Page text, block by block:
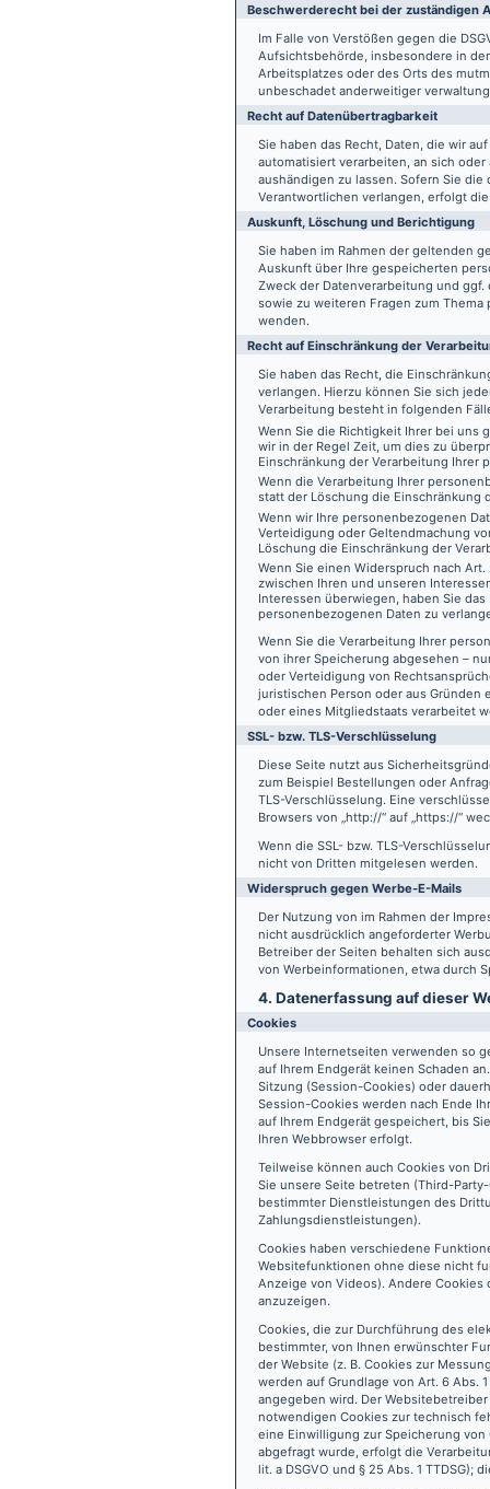
Beschwerde­recht bei der zuständigen
Im Falle von Verstößen gegen die
Aufsichtsbehörde, insbesondere in
Arbeitsplatzes oder des Orts des
unbeschadet anderweitiger
Recht auf Daten­übertrag­barkeit
Sie haben das Recht, Daten, die wir
automatisiert verarbeiten, an sich
aushändigen zu lassen. Sofern Sie
Verantwortlichen verlangen, erfolgt
Auskunft, Löschung und Berichtigung
Sie haben im Rahmen der geltenden
Auskunft über Ihre gespeicherten
Zweck der Datenverarbeitung und
sowie zu weiteren Fragen zum
wenden.
Recht auf Einschränkung der
Sie haben das Recht, die
verlangen. Hierzu können Sie sich
Verarbeitung besteht in folgenden
Wenn Sie die Richtigkeit Ihrer bei
wir in der Regel Zeit, um dies zu
Einschränkung der Verarbeitung Ihrer
Wenn die Verarbeitung Ihrer
statt der Löschung die Einschränkung
Wenn wir Ihre personenbezogenen
Verteidigung oder Geltendmachung
Löschung die Einschränkung der
Wenn Sie einen Widerspruch nach
zwischen Ihren und unseren
Interessen überwiegen, haben Sie
personenbezogenen Daten zu
Wenn Sie die Verarbeitung Ihrer
von ihrer Speicherung abgesehen –
oder Verteidigung von
juristischen Person oder aus
oder eines Mitgliedstaats verarbeitet
SSL- bzw. TLS-Verschlüsselung
Diese Seite nutzt aus
zum Beispiel Bestellungen oder
TLS-Verschlüsselung. Eine
Browsers von „http://“ auf „https://“
Wenn die SSL- bzw. TLS-
nicht von Dritten mitgelesen werden.
Widerspruch gegen Werbe-E-Mails
Der Nutzung von im Rahmen der
nicht ausdrücklich angeforderter
Betreiber der Seiten behalten sich
von Werbeinformationen, etwa durch
4. Datenerfassung auf dieser
Cookies
Unsere Internetseiten verwenden so
auf Ihrem Endgerät keinen Schaden
Sitzung (Session-Cookies) oder
Session-Cookies werden nach Ende
auf Ihrem Endgerät gespeichert, bis
Ihren Webbrowser erfolgt.
Teilweise können auch Cookies von
Sie unsere Seite betreten (Third-
bestimmter Dienstleistungen des
Zahlungsdienstleistungen).
Cookies haben verschiedene
Websitefunktionen ohne diese nicht
Anzeige von Videos). Andere
anzuzeigen.
Cookies, die zur Durchführung des
bestimmter, von Ihnen erwünschter
der Website (z. B. Cookies zur
werden auf Grundlage von Art. 6 Abs.
angegeben wird. Der
notwendigen Cookies zur technisch
eine Einwilligung zur Speicherung
abgefragt wurde, erfolgt die
lit. a DSGVO und § 25 Abs. 1